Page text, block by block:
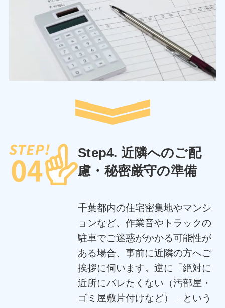
Step4. 近隣へのご配
慮・秘密厳守の準備
千葉都内の住宅密集地やマンシ
ョンなど、作業音やトラックの
駐車でご迷惑がかかる可能性が
ある場合、事前に近隣の方へご
挨拶に伺います。逆に「絶対に
近所にバレたくない（汚部屋・
ゴミ屋敷片付けなど）」という